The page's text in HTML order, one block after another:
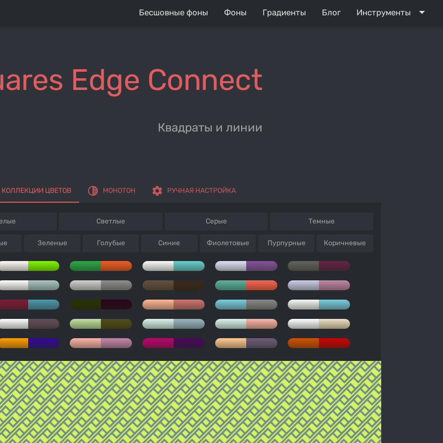
Бесшовные фоны Фоны Градиенты Блог Инструменты arrow_drop_down
Edge Connect
Квадраты и линии
КОЛЛЕКЦИИ ЦВЕТОВ tonality МОНОТОН settings РУЧНАЯ НАСТРОЙКА
Светлые Серые Темные
Зеленые Голубые Синие Фиолетовые Пурпурные Коричневые